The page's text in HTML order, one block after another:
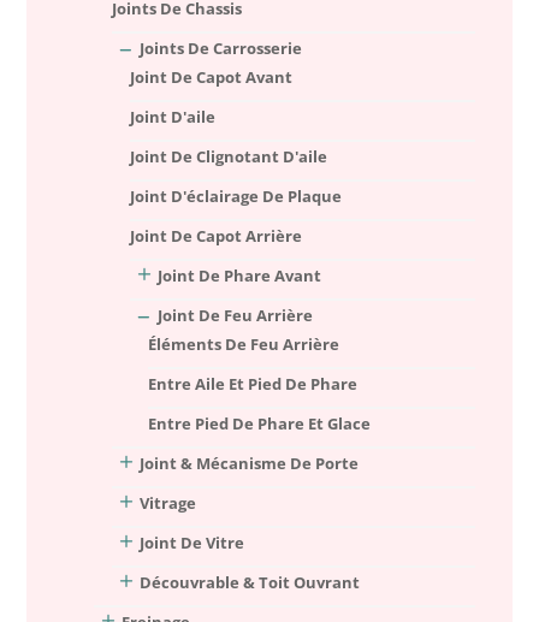
Joints De Chassis
Joints De Carrosserie
Joint De Capot Avant
Joint D'aile
Joint De Clignotant D'aile
Joint D'éclairage De Plaque
Joint De Capot Arrière
Joint De Phare Avant
Joint De Feu Arrière
Éléments De Feu Arrière
Entre Aile Et Pied De Phare
Entre Pied De Phare Et Glace
Joint & Mécanisme De Porte
Vitrage
Joint De Vitre
Découvrable & Toit Ouvrant